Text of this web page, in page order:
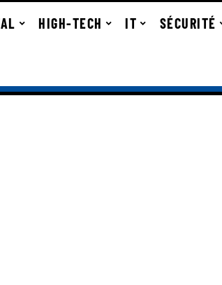
HIGH-TECH IT SÉCURITÉ